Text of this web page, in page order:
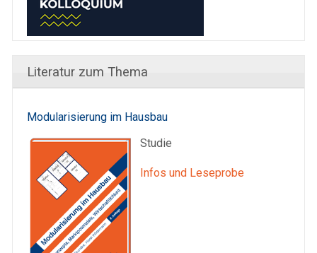
Literatur zum Thema
Modularisierung im Hausbau
Studie
Infos und Leseprobe